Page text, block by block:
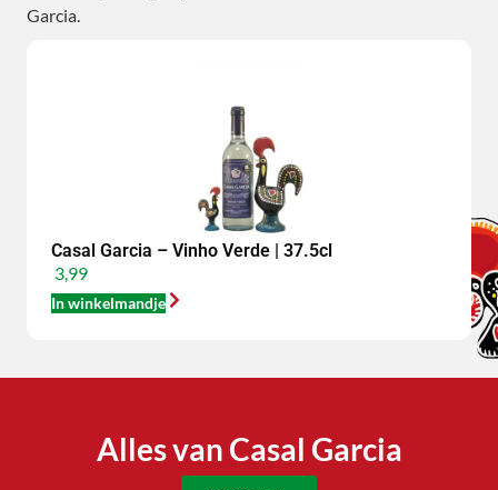
Garcia.
Casal Garcia – Vinho Verde | 37.5cl
3,99
In winkelmandje
Alles van Casal Garcia